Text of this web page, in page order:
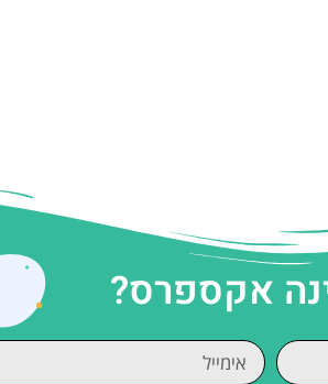
אקספרס?